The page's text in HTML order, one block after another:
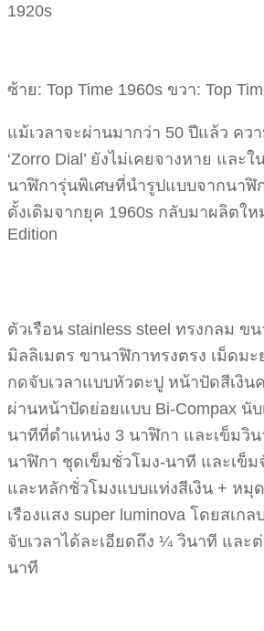
1920s
ซ้าย: Top Time 1960s ขวา: Top
แม้เวลาจะผ่านมากว่า 50 ปีแล้ว คว
‘Zorro Dial’ ยังไม่เคยจางหาย และ
นาฬิการุ่นพิเศษที่นำรูปแบบจากนาฬิ
ดั้งเดิมจากยุค 1960s กลับมาผลิตใ
Edition
ตัวเรือน stainless steel ทรงกลม ข
มิลลิเมตร ขานาฬิกาทรงตรง เม็ดมะ
กดจับเวลาแบบหัวตะปู หน้าปัดสีเงิ
ผ่านหน้าปัดย่อยแบบ Bi-Compax นับ
นาทีที่ตำแหน่ง 3 นาฬิกา และเข็มวิ
นาฬิกา ชุดเข็มชั่วโมง-นาที และเข็ม
และหลักชั่วโมงแบบแท่งสีเงิน + หมุ
เรืองแสง super luminova โดยสเก
จับเวลาได้ละเอียดถึง ¼ วินาที และ
นาที